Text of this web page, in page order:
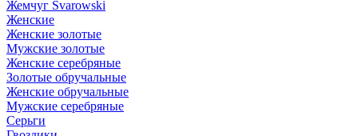
Жемчуг Svarowski
Женские
Женские золотые
Мужские золотые
Женские серебряные
Золотые обручальные
Женские обручальные
Мужские серебряные
Серьги